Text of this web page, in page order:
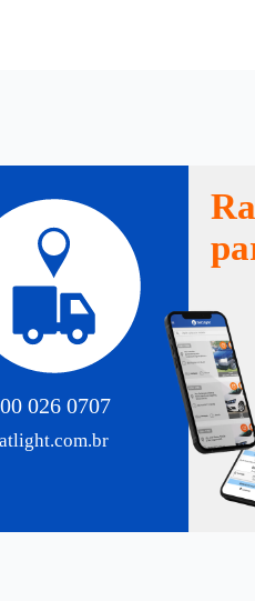
satlight.com.br
026 0707